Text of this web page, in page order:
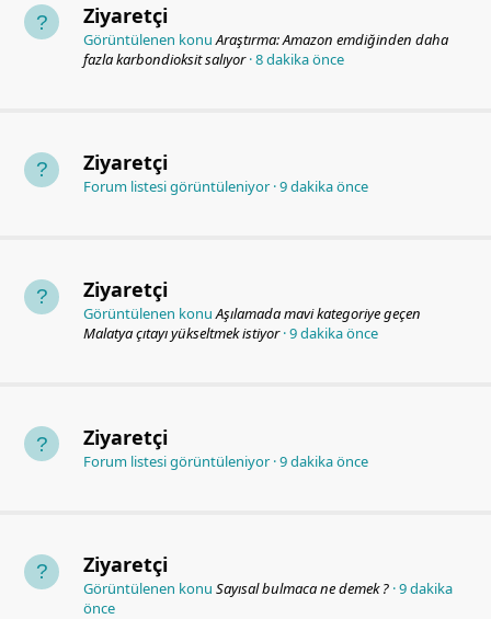
Ziyaretçi
Görüntülenen konu Araştırma: Amazon emdiğinden daha
fazla karbondioksit salıyor 8 dakika önce
Ziyaretçi
Forum listesi görüntüleniyor 9 dakika önce
Ziyaretçi
Görüntülenen konuAşılamada mavi kategoriye geçen
Malatya çıtayı yükseltmek istiyor 9 dakika önce
Ziyaretçi
Forum listesi görüntüleniyor 9 dakika önce
Ziyaretçi
Görüntülenen konu Sayısal bulmaca ne demek ? 9 dakika
önce